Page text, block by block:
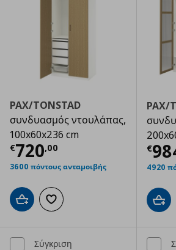
PAX/TONSTAD
συνδυασμός ντουλάπας,
100x60x236 cm
€720,00
Τρέχουσα τιμή €
3600 πόντους ανταμοιβής
Προσθήκη στο καλάθι
Προσθήκη στα αγαπημένα
PAX/
€
4920
Σύγκριση